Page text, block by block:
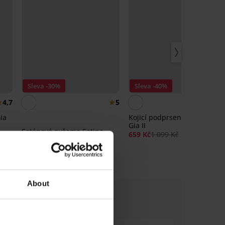
About
4,7
Sleva -30%
5
Saténové pyžamo Satine
1 099 Kč
Sleva -40%
Kojicí podprsenka Spacer 3D
Gia II
659 Kč1 099 Kč